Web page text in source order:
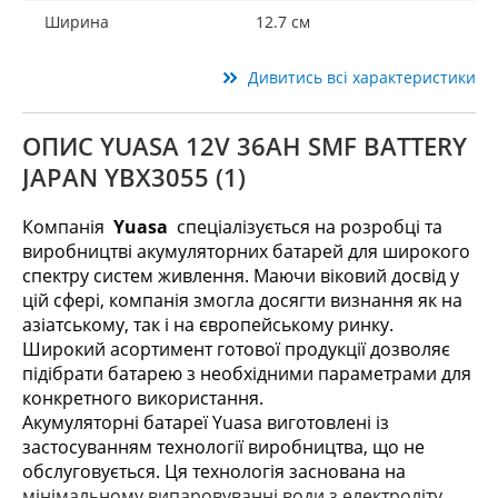
Ширина 12.7 см
Дивитись всі характеристики
ОПИС YUASA 12V 36AH SMF BATTERY
JAPAN YBX3055 (1)
Компанія Yuasa спеціалізується на розробці та
виробництві акумуляторних батарей для широкого
спектру систем живлення. Маючи віковий досвід у
цій сфері, компанія змогла досягти визнання як на
азіатському, так і на європейському ринку.
Широкий асортимент готової продукції дозволяє
підібрати батарею з необхідними параметрами для
конкретного використання.
Акумуляторні батареї Yuasa виготовлені із
застосуванням технології виробництва, що не
обслуговується. Ця технологія заснована на